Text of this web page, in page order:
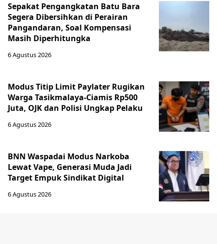
Sepakat Pengangkatan Batu Bara
Segera Dibersihkan di Perairan
Pangandaran, Soal Kompensasi
Masih Diperhitungka
6 Agustus 2026
Modus Titip Limit Paylater Rugikan
Warga Tasikmalaya-Ciamis Rp500
Juta, OJK dan Polisi Ungkap Pelaku
6 Agustus 2026
BNN Waspadai Modus Narkoba
Lewat Vape, Generasi Muda Jadi
Target Empuk Sindikat Digital
6 Agustus 2026